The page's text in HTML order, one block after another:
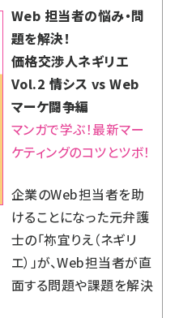
Web 担当者の悩み・問
題を解決！
価格交渉人ネギリエ
Vol.2 情シス vs Web
マーケ闘争編
マンガで学ぶ！最新マー
ケティングのコツとツボ！
企業のWeb担当者を助
けることになった元弁護
士の「祢宜りえ（ネギリ
エ）」が、Web担当者が直
面する問題や課題を解決